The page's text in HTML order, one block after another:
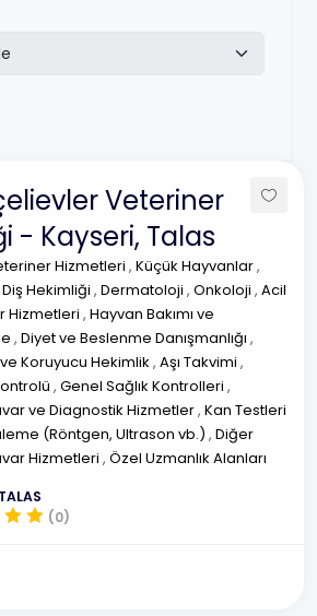
Veteriner
- Kayseri, Talas
Hizmetleri , Küçük Hayvanlar,
Diş Hekimliği , Dermatoloji , Onkoloji , Acil
Hizmetleri , Hayvan Bakımı ve
, Diyet ve Beslenme Danışmanlığı ,
Koruyucu Hekimlik , Aşı Takvimi ,
, Genel Sağlık Kontrolleri ,
ve Diagnostik Hizmetler, Kan Testleri
(Röntgen, Ultrason vb.) , Diğer
Hizmetleri , Özel Uzmanlık Alanları
(0)